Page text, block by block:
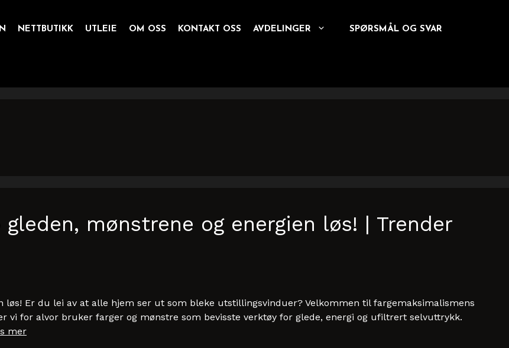
NETTBUTIKK UTLEIE OM OSS KONTAKT OSS AVDELINGER SPØRSMÅL OG SVAR
mønstrene og energien løs! | Trender
løs! Er du lei av at alle hjem ser ut som bleke utstillingsvinduer? Velkommen til fargemaksimalismens
vi for alvor bruker farger og mønstre som bevisste verktøy for glede, energi og ufiltrert selvuttrykk.
mer